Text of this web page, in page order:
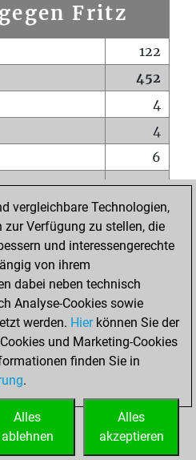
Fritz
122
452
4
4
6
2
4
0
0
1
vergleichbare Technologien,
Verfügung zu stellen, die
und interessengerechte
von ihrem
dabei neben technisch
Analyse-Cookies sowie
werden. Hierkönnen Sie der
und Marketing-Cookies
finden Sie in
.
Alles
akzeptieren
Alles
ablehnen